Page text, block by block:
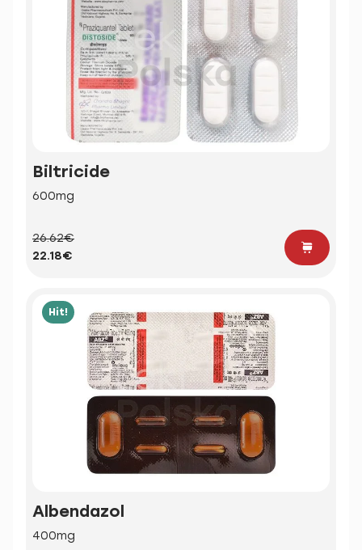
Biltricide
600mg
26.62€
22.18€
Hit!
Albendazol
400mg